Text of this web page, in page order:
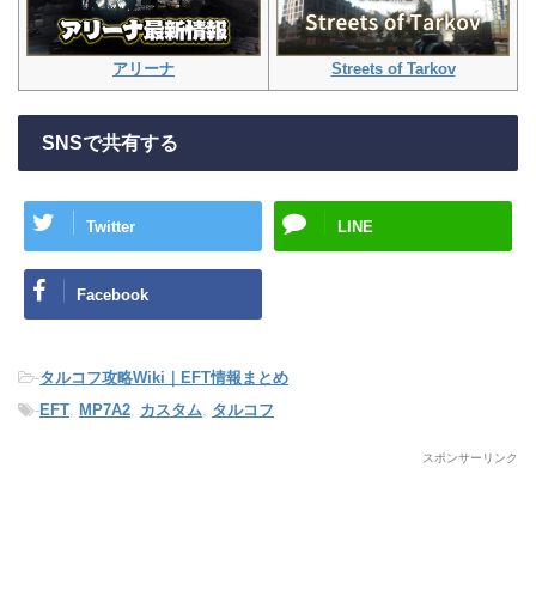
アリーナ Streets of Tarkov
SNSで共有する
Twitter LINE
Facebook
-タルコフ攻略Wiki｜EFT情報まとめ
-EFT, MP7A2, カスタム, タルコフ
スポンサーリンク